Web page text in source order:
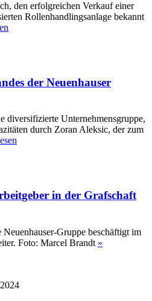
den erfolgreichen Verkauf einer
Rollenhandlingsanlage bekannt
der Neuenhauser
diversifizierte Unternehmensgruppe,
durch Zoran Aleksic, der zum
in der Grafschaft
Gruppe beschäftigt im
Foto: Marcel Brandt »